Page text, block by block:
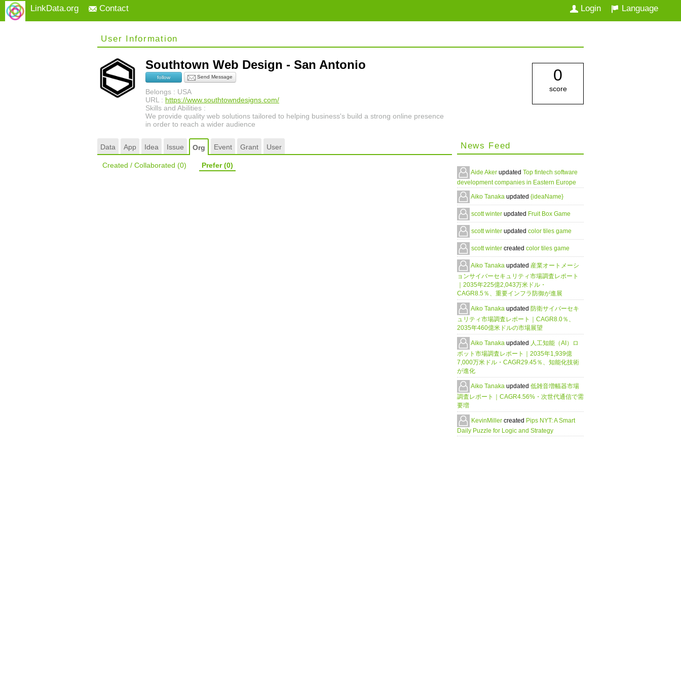
LinkData.org Contact Language
Login
User Information
Southtown Web Design - San Antonio
follow Send Message
Belongs : USA
URL : https://www.southtowndesigns.com/
Skills and Abilities :
We provide quality web solutions tailored to helping business's build a strong online presence
in order to reach a wider audience
0
score
Data App Idea Issue Org Event Grant User
Created / Collaborated (0) Prefer(0)
News Feed
Aide Aker updated Top fintech software
development companies in Eastern Europe
Aiko Tanaka updated {ideaName}
scott winter updated Fruit Box Game
scott winter updated color tiles game
scott winter created color tiles game
Aiko Tanaka updated 産業オートメーシ
ョンサイバーセキュリティ市場調査レポート
｜2035年225億2,043万米ドル・
CAGR8.5％、重要インフラ防御が進展
Aiko Tanaka updated 防衛サイバーセキ
ュリティ市場調査レポート｜CAGR8.0％、
2035年460億米ドルの市場展望
Aiko Tanaka updated 人工知能（AI）ロ
ボット市場調査レポート｜2035年1,939億
7,000万米ドル・CAGR29.45％、知能化技術
が進化
Aiko Tanaka updated 低雑音増幅器市場
調査レポート｜CAGR4.56%・次世代通信で需
要増
KevinMiller created Pips NYT: A Smart
Daily Puzzle for Logic and Strategy